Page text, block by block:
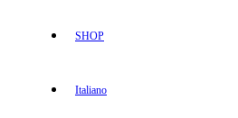
SHOP
Italiano